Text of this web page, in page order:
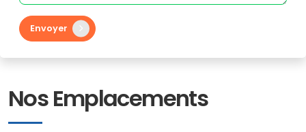
Envoyer
Nos Emplacements